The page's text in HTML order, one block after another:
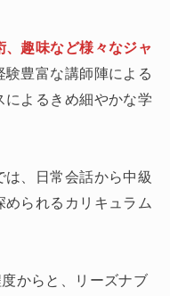
趣味など様々なジャ
験豊富な講師陣による
によるきめ細やかな学
、日常会話から中級
られるカリキュラム
からと、リーズナブ